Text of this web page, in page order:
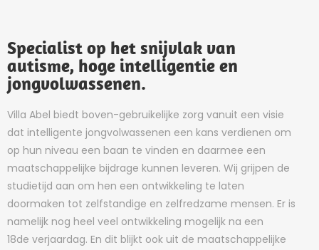
Specialist op het snijvlak van
autisme, hoge intelligentie en
jongvolwassenen.
Villa Abel biedt boven-gebruikelijke zorg vanuit een visie
dat intelligente jongvolwassenen een kans verdienen om
op hun niveau een baan te vinden en daarmee een
maatschappelijke bijdrage kunnen leveren. Wij grijpen de
studietijd aan om hen een ontwikkeling te laten
doormaken tot zelfstandige en zelfredzame mensen. Er is
namelijk nog heel veel ontwikkeling mogelijk na een
18de verjaardag. En dit blijkt ook uit de maatschappelijke